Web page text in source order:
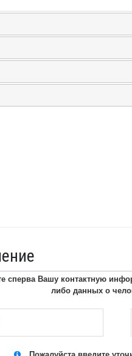
сперва Вашу контактную
либо данных о